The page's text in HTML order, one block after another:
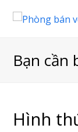
Bạn cần
Hình